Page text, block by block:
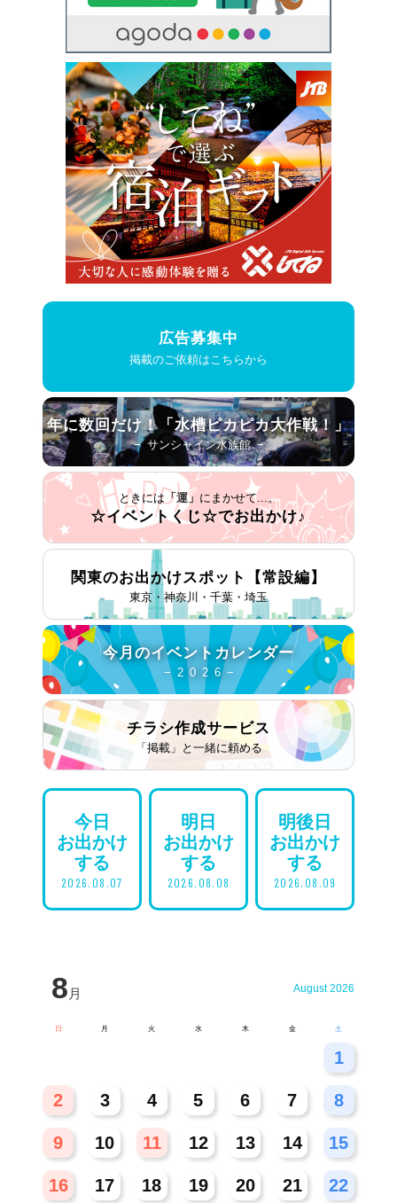
広告募集中
掲載のご依頼はこちらから
年に数回だけ！ 「水槽ピカピカ大作戦！」
− サンシャイン水族館 −
ときには 「運」 にまかせて...。
☆イベントくじ☆でお出かけ♪
関東のお出かけスポット 【常設編】
東京・神奈川・千葉・埼玉
今月のイベントカレンダー
− 2 0 2 6 −
チラシ作成サービス
「掲載」と一緒に頼める
今日
お出かけ
する
2026.08.07
明日
お出かけ
する
2026.08.08
明後日
お出かけ
する
2026.08.09
8 月 August 2026
日 月 火 水 木 金 土
1
2 3 4 5 6 7 8
9 10 11 12 13 14 15
16 17 18 19 20 21 22